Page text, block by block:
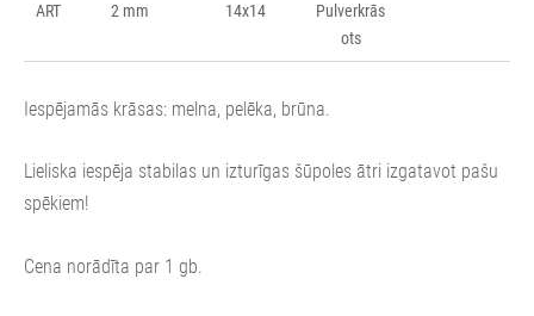
ART
2 mm
14x14
Pulverkrās
ots
Iespējamās krāsas: melna, pelēka, brūna.
Lieliska iespēja stabilas un izturīgas šūpoles ātri izgatavot pašu
spēkiem!
Cena norādīta par 1 gb.